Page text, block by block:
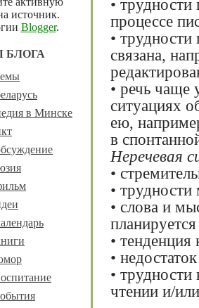
источник.
Blogger.
БЛОГА
в Минске
• трудности
процессе
• трудности
связана,
• речь чаще
ситуациях
ею,
в
Неречевая
•
•
• слова и
планируется
•
•
•
чтении и/